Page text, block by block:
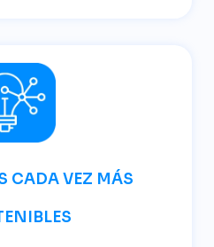
CADA VEZ MÁS